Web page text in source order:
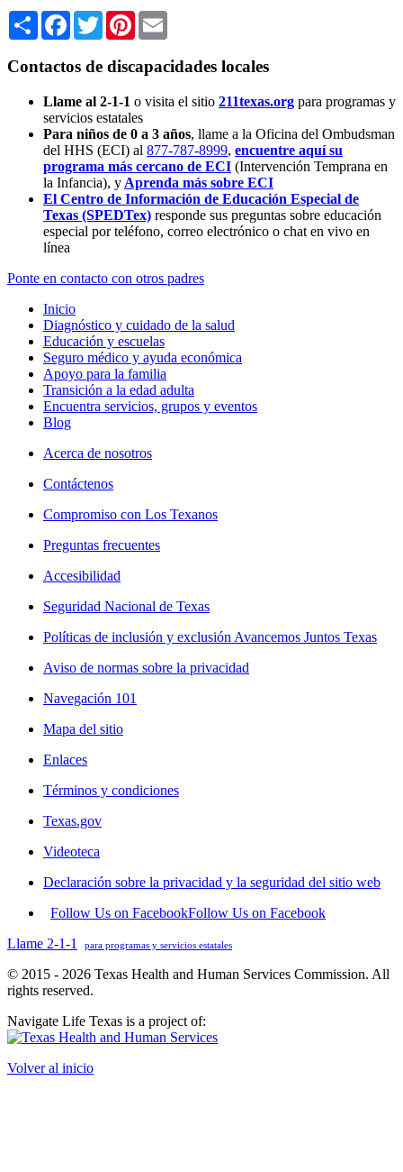
Share Facebook
TwitterPinterest
Contactos de discapacidades locales
Llame al 2-1-1 o visita el sitio 211texas.org para programas y
servicios estatales
Para niños de 0 a 3 años, llame a la Oficina del Ombudsman
del HHS (ECI) al 877-787-8999, encuentre aquí su
programa más cercano de ECI (Intervención Temprana en
la Infancia), y Aprenda más sobre ECI
El Centro de Información de Educación Especial de
Texas (SPEDTex) responde sus preguntas sobre educación
especial por teléfono, correo electrónico o chat en vivo en
línea
Ponte en contacto con otros padres
Inicio
Diagnóstico y cuidado de la salud
Educación y escuelas
Seguro médico y ayuda económica
Apoyo para la familia
Transición a la edad adulta
Encuentra servicios, grupos y eventos
Blog
Acerca de nosotros
Contáctenos
Compromiso con Los Texanos
Preguntas frecuentes
Accesibilidad
Seguridad Nacional de Texas
Políticas de inclusión y exclusión Avancemos Juntos Texas
Aviso de normas sobre la privacidad
Navegación 101
Mapa del sitio
Enlaces
Términos y condiciones
Texas.gov
Videoteca
Declaración sobre la privacidad y la seguridad del sitio web
Follow Us on FacebookFollow Us on Facebook
Llame 2-1-1
para programas y servicios estatales
© 2015 - 2026 Texas Health and Human Services Commission. All
rights reserved.
Navigate Life Texas is a project of:
Volver al inicio